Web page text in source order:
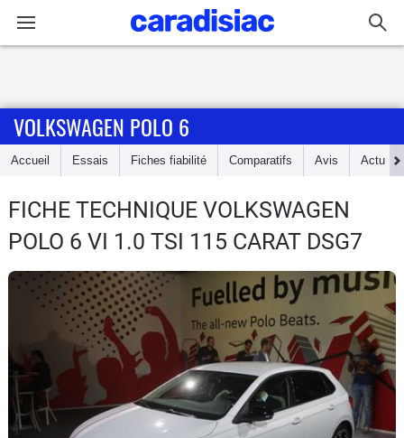
Accueil
Essais
Guide
d'achat
Electriques
Utilitaires
Flottes
VOLKSWAGEN POLO 6
Accueil Essais Fiches fiabilité Comparatifs Avis Actu
FICHE TECHNIQUE VOLKSWAGEN
POLO 6 VI 1.0 TSI 115 CARAT DSG7